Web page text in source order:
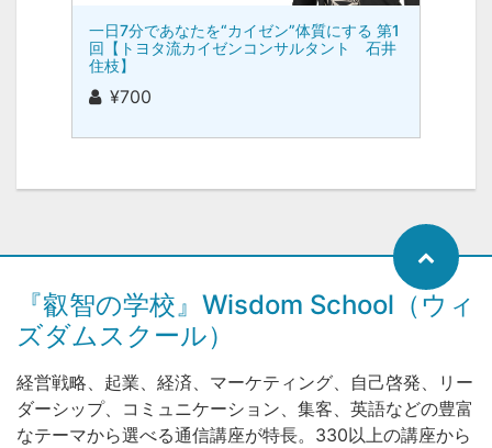
一日7分であなたを“カイゼン”体質にする 第1
回【トヨタ流カイゼンコンサルタント 石井
住枝】
¥700
『叡智の学校』Wisdom School（ウィ
ズダムスクール）
経営戦略、起業、経済、マーケティング、自己啓発、リー
ダーシップ、コミュニケーション、集客、英語などの豊富
なテーマから選べる通信講座が特長。330以上の講座から